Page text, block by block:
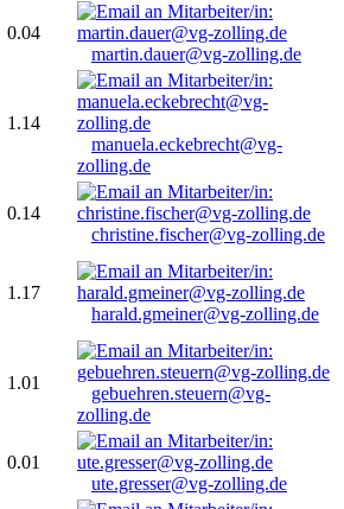
0.04
martin.dauer@vg-zolling.de
1.14
manuela.eckebrecht@vg-
zolling.de
0.14
christine.fischer@vg-zolling.de
1.17
harald.gmeiner@vg-zolling.de
1.01
gebuehren.steuern@vg-
zolling.de
0.01
ute.gresser@vg-zolling.de